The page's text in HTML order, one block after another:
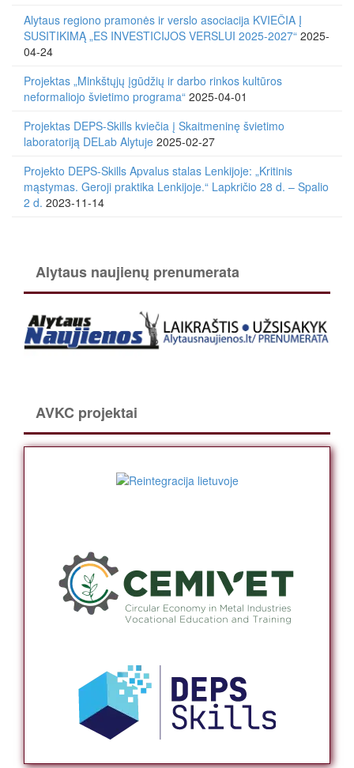
Alytaus regiono pramonės ir verslo asociacija KVIEČIA Į
SUSITIKIMĄ „ES INVESTICIJOS VERSLUI 2025-2027“ 2025-
04-24
Projektas „Minkštųjų įgūdžių ir darbo rinkos kultūros
neformaliojo švietimo programa“ 2025-04-01
Projektas DEPS-Skills kviečia į Skaitmeninę švietimo
laboratoriją DELab Alytuje 2025-02-27
Projekto DEPS-Skills Apvalus stalas Lenkijoje: „Kritinis
mąstymas. Geroji praktika Lenkijoje.“ Lapkričio 28 d. – Spalio
2 d. 2023-11-14
Alytaus naujienų prenumerata
AVKC projektai